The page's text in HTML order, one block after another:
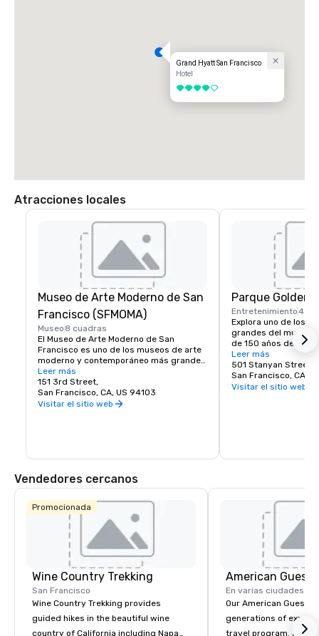
Grand Hyatt San Francisco
Hotel
4 de 5
Atracciones locales
Museo de Arte Moderno de San
Francisco (SFMOMA)
Museo 8 cuadras
El Museo de Arte Moderno de San
Francisco es uno de los museos de arte
moderno y contemporáneo más grandes
de los Estados Unidos y un próspero
centro cultural del Área de la Bahía.
Abarca siete pisos y tiene una cafetería
y una librería en el lugar. La colección
especiales.
Leer más
151 3rd Street,
San Francisco, CA, US 94103
Visitar el sitio web
Parque Golden
Entretenimiento4 mi
Explora uno de los
grandes del mundo.
de 150 años de
grande que el
de Nueva York y,
él está cerrado a los
lugar seguro para
Leer más
501 Stanyan Street
San Francisco, CA,
Visitar el sitio web
Vendedores cercanos
Promocionada
Wine Country Trekking
San Francisco
Wine Country Trekking provides
guided hikes in the beautiful wine
country of California including Napa
American Guest
En varias ciudades
Our American Guest
generations of
travel program. Since